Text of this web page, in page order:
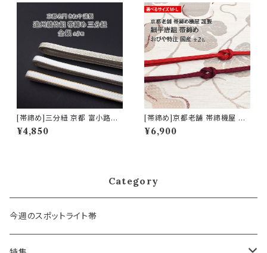
[帯締め]三分紐 京都 富小路き
ねや 謹製 遠州綾竹組み 金銀
日本製(商品番号:9768)
¥4,850
[帯締め]京都老舗 帯締機屋 謹
製 7mmスリム 細平唐組『紅２
色』正絹 日本製 (商品番号:144
¥6,900
Category
今週のスポットライト帯